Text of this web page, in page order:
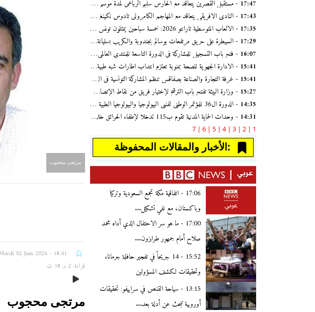
قراءة: 2 د, 18 ث
مرتجى محجوب
17:47 - مستقبل القصرين يتعاقد مع الحارس سليم الرباعي لمدة موسم واحد
17:43 - النادي الافريقي يتعاقد مع المهاجم الكامروني تادوس نكينغ لمدة ثلاثة مواسم
17:35 - الألعاب المتوسطية تارانتو 2026: خمسة سباحين يمثلون تونس بقيادة أيوب الحفناوي وأحمد الجوادي
17:29 - السيطرة على حريق مرتفعات بوسالم بجندوبة والكريب بسليانة مع تواصل عمليات التبريد
16:07 - فتح باب التسجيل للمشاركة في الدورة التاسعة للمنتدى العالمي للبحر ببنزرت حول التلوث البلاستيكي في سبتمبر القادم
15:41 - الادارة الجهوية للصحة بمنوبة تعتزم انتداب اطارات شبه طبية في خمس اختصاصات
15:41 - غرفة التجارة والصناعة بصفاقس تنظم المشاركة التونسية في الدورة الجديدة لمعرض ليبيا الدولي للتنمية الزراعية من 21 الى 24 سبتمبر 2026
15:27 - وزارة البيئة تفتح باب الترشح لإختيار فريق من نقاط الإتصال من الشباب في مجال العمل المناخي
14:35 - الدورة ال36 للمؤتمر الوطني لفنيي البيولوجيا والبيولوجيا الطبية من 22 الى 24 أكتوبر 2026 بمدينة الحمامات
14:31 - وحدات الحماية المدنية تقوم ب115 تدخلا لإطفاء الحرائق خلال الاربع والعشرين ساعة الماضية
1 |
2 |
3 |
4 |
5 |
6 |
7
الأخبار والمقالات المحفوظة:
17:06 - اتفاقية مكة تجمع السعودية وتركيا
وباكستان، مع نفي تشكيل...
17:00 - ما هو سر الاحتفال الذي أداه محمد
صلاح أمام جمهور طرابزون...
15:52 -
14 جريحاً في تفجير حافلة جرمانا،
وتحقيقات لكشف المسؤولين
13:15 -
سياحة القنص في سراييفو: تحقيقات
أوروبية تبحث عن أدلة بعد...